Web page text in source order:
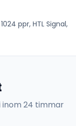
ppr, HTL Signal,
24 timmar